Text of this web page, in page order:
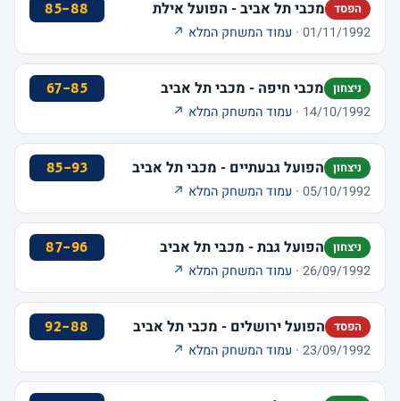
הפסד מכבי תל אביב - הפועל אילת 85-88
01/11/1992 · עמוד המשחק המלא ↗
ניצחון מכבי חיפה - מכבי תל אביב 67-85
14/10/1992 · עמוד המשחק המלא ↗
ניצחון הפועל גבעתיים - מכבי תל אביב 85-93
05/10/1992 · עמוד המשחק המלא ↗
ניצחון הפועל גבת - מכבי תל אביב 87-96
26/09/1992 · עמוד המשחק המלא ↗
הפסד הפועל ירושלים - מכבי תל אביב 92-88
23/09/1992 · עמוד המשחק המלא ↗